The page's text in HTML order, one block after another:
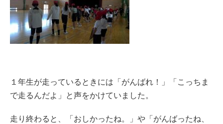
１年生が走っているときには「がんばれ！」「こっちま
で走るんだよ」と声をかけていました。
走り終わると、「おしかったね。」や「がんばったね、